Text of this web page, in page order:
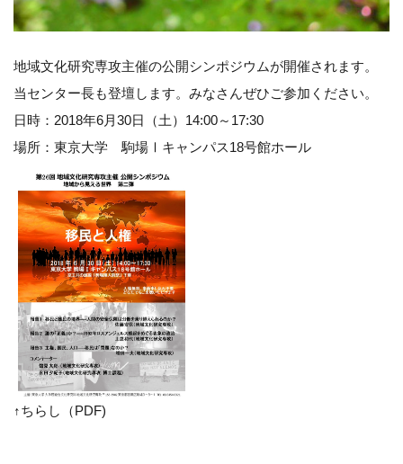
地域文化研究専攻主催の公開シンポジウムが開催されます。
当センター長も登壇します。みなさんぜひご参加ください。
日時：2018年6月30日（土）14:00～17:30
場所：東京大学 駒場Ⅰキャンパス18号館ホール
↑ちらし（PDF)